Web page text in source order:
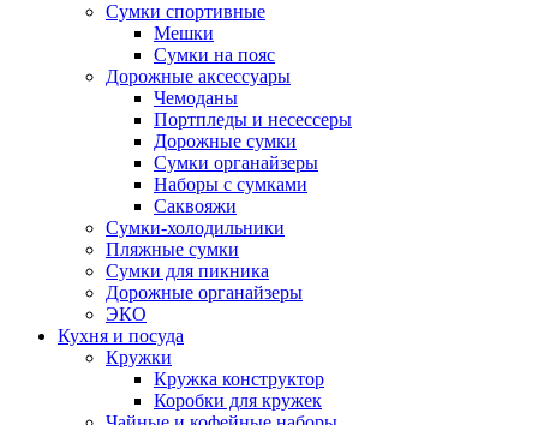
Сумки спортивные
Мешки
Сумки на пояс
Дорожные аксессуары
Чемоданы
Портпледы и несессеры
Дорожные сумки
Сумки органайзеры
Наборы с сумками
Саквояжи
Сумки-холодильники
Пляжные сумки
Сумки для пикника
Дорожные органайзеры
ЭКО
Кухня и посуда
Кружки
Кружка конструктор
Коробки для кружек